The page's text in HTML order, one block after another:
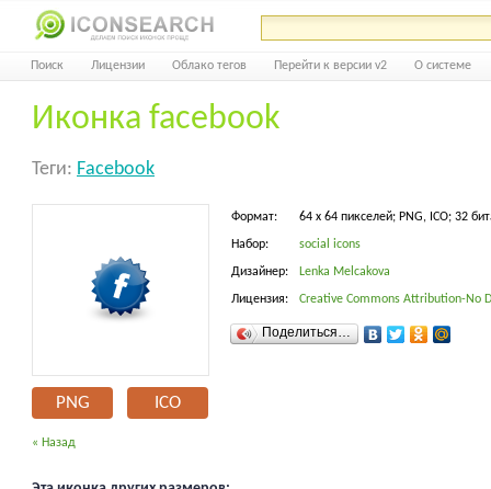
Поиск Лицензии Облако тегов Перейти к версии v2 О системе
Иконка facebook
Теги: Facebook
PNG ICO
Формат: 64 x 64 пикселей; PNG, ICO; 32
Набор: social icons
Дизайнер: Lenka Melcakova
Лицензия: Creative Commons Attribution-No
Поделиться…
« Назад